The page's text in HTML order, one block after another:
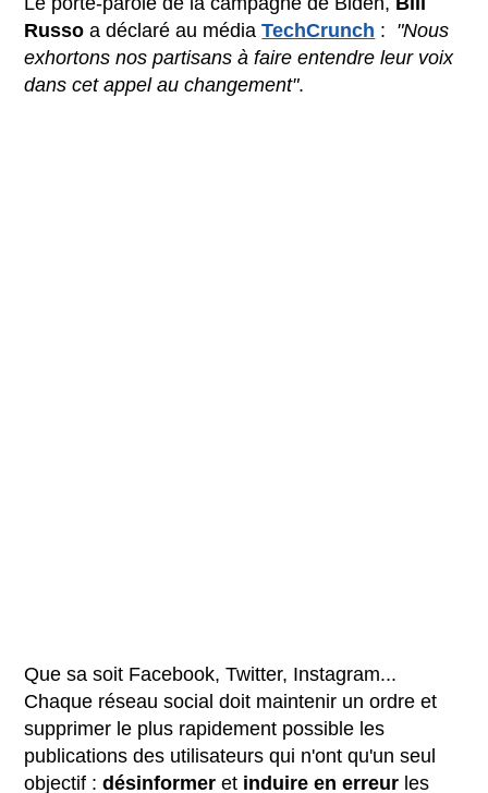
Russo a déclaré au médiaTechCrunch : "Nous
exhortons nos partisans à faire entendre leur voix
dans cet appel au changement".
Que sa soit Facebook, Twitter, Instagram...
Chaque réseau social doit maintenir un ordre et
supprimer le plus rapidement possible les
publications des utilisateurs qui n'ont qu'un seul
objectif :désinformer et induire en erreur les